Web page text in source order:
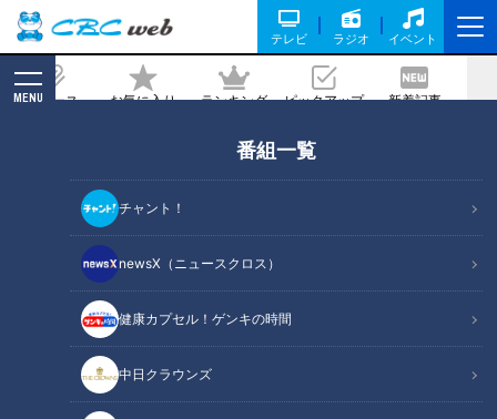
テレビ ラジオ イベント
ニュース お気に入り ランキング ピックアップ 新着記事
MENU
番組一覧
チャント！
newsX（ニュースクロス）
健康カプセル！ゲンキの時間
中日クラウンズ
ばたちまちとりこに！極うま白醤油らー
めん「麺屋 伊藤」
記事に戻る